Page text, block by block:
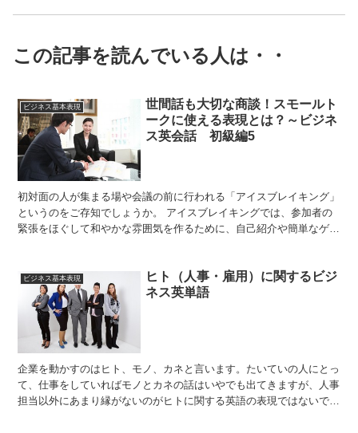
この記事を読んでいる人は・・
ビジネス基本表現
世間話も大切な商談！スモールト
ークに使える表現とは？～ビジネ
ス英会話 初級編5
初対面の人が集まる場や会議の前に行われる「アイスブレイキング」
というのをご存知でしょうか。 アイスブレイキングでは、参加者の
緊張をほぐして和やかな雰囲気を作るために、自己紹介や簡単なゲー
ビジネス基本表現
ヒト（人事・雇用）に関するビジ
ネス英単語
企業を動かすのはヒト、モノ、カネと言います。たいていの人にとっ
て、仕事をしていればモノとカネの話はいやでも出てきますが、人事
担当以外にあまり縁がないのがヒトに関する英語の表現ではないでし